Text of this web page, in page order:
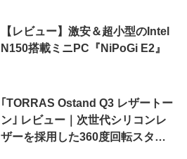
【レビュー】激安＆超小型のIntel
N150搭載ミニPC『NiPoGi E2』
｢TORRAS Ostand Q3 レザートー
ン｣ レビュー｜次世代シリコンレ
ザーを採用した360度回転スタン